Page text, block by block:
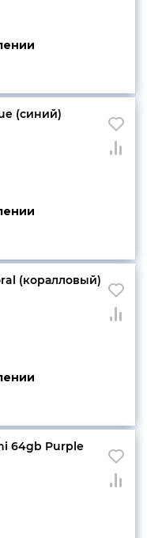
(синий)
(коралловый)
64gb Purple